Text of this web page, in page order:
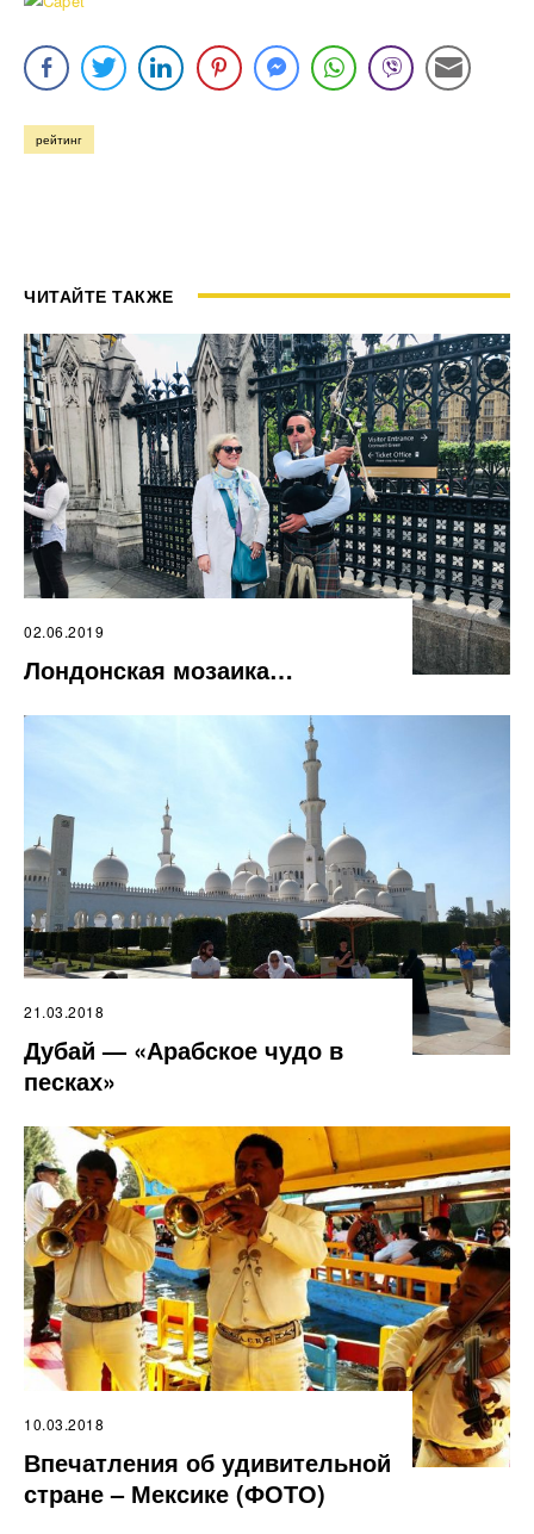
рейтинг
ЧИТАЙТЕ ТАКЖЕ
02.06.2019
Лондонская мозаика…
21.03.2018
Дубай — «Арабское чудо в
песках»
10.03.2018
Впечатления об удивительной
стране – Мексике (ФОТО)